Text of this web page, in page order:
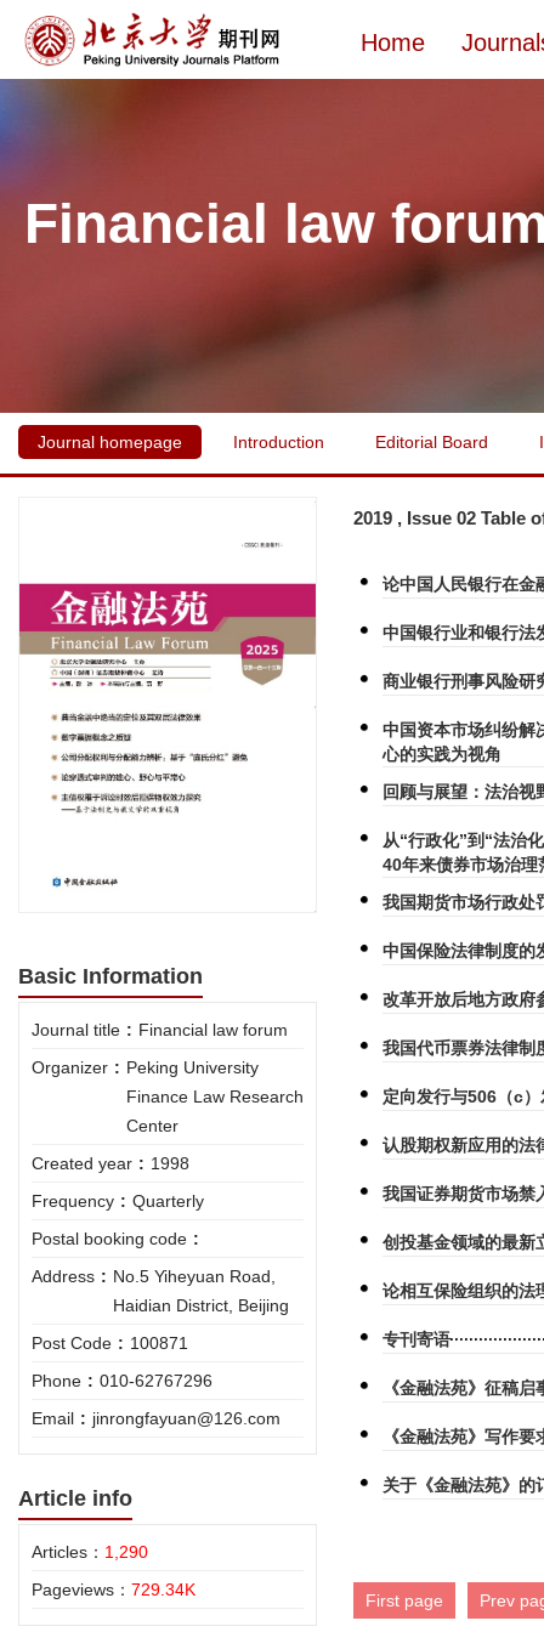
Home
Financial law
Journal homepage Introduction Editorial Board
Basic Information
Journal title : Financial law forum
Organizer : Peking University
Finance Law Research
Center
Created year : 1998
Frequency : Quarterly
Postal booking code :
Address : No.5 Yiheyuan Road,
Haidian District, Beijing
Post Code : 100871
Phone : 010-62767296
Email : jinrongfayuan@126.com
Article info
Articles： 1,290
Pageviews： 729.34K
2019 , Issue 02 Table
论中国人民银行在金
中国银行业和银行法
商业银行刑事风险研
中国资本市场纠纷
心的实践为视角
回顾与展望：法治视
从“行政化”到“法治
40年来债券市场治理
我国期货市场行政
中国保险法律制度的
改革开放后地方政府
我国代币票券法律
定向发行与506（c
认股期权新应用的
我国证券期货市场禁
创投基金领域的最
论相互保险组织的法
专刊寄语
《金融法苑》征稿启
《金融法苑》写作
关于《金融法苑》的
First page Prev